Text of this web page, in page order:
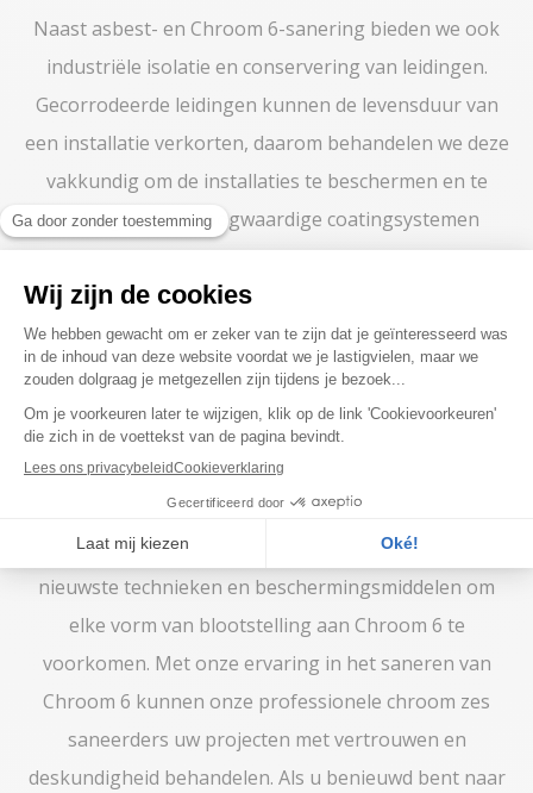
Naast asbest- en Chroom 6-sanering bieden we ook
industriële isolatie en conservering van leidingen.
Gecorrodeerde leidingen kunnen de levensduur van
een installatie verkorten, daarom behandelen we deze
vakkundig om de installaties te beschermen en te
verlengen. Met hoogwaardige coatingsystemen
voorkomen we corrosie en behouden we de prestaties
van uw installaties. Voor leidingen conserveren,
asbestsanering of veilige chroom zes sanering bent u
bij Cornisol aan het juiste adres.
BETROUWBARE, SNELLE EN
VEILIGE ASBESTSANERING
Onze chroom 6 saneringsteams werken met de
nieuwste technieken en beschermingsmiddelen om
elke vorm van blootstelling aan Chroom 6 te
voorkomen. Met onze ervaring in het saneren van
Chroom 6 kunnen onze professionele chroom zes
saneerders uw projecten met vertrouwen en
deskundigheid behandelen. Als u benieuwd bent naar